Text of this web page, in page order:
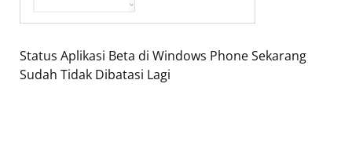
Status Aplikasi Beta di Windows Phone Sekarang
Sudah Tidak Dibatasi Lagi